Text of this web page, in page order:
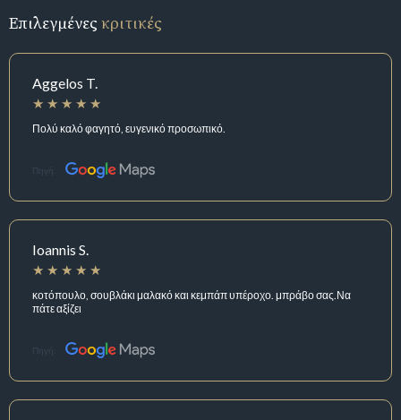
Επιλεγμένεςκριτικές
Aggelos T.
Πολύ καλό φαγητό, ευγενικό προσωπικό.
Πηγή:
Ioannis S.
κοτόπουλο, σουβλάκι μαλακό και κεμπάπ υπέροχο. μπράβο σας.Να
πάτε αξίζει
Πηγή: